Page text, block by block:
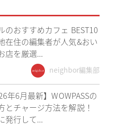
のおすすめカフェ BEST10
在住の編集者が人気&おい
店を厳選...
neighbor編集部
年6月最新】WOWPASSの
とチャージ方法を解説！
発行して...